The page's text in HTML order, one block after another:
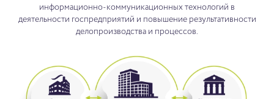
информационно-коммуникационных технологий в
деятельности госпредприятий и повышение результативности
делопроизводства и процессов.